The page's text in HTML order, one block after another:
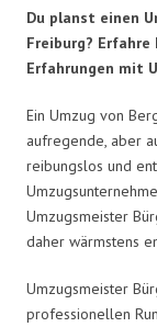
Du planst einen
Freiburg?
Erfahrungen mit
Ein Umzug von
aufregende, aber
reibungslos und
Umzugsmeister
daher wärmstens
Umzugsmeister
professionellen